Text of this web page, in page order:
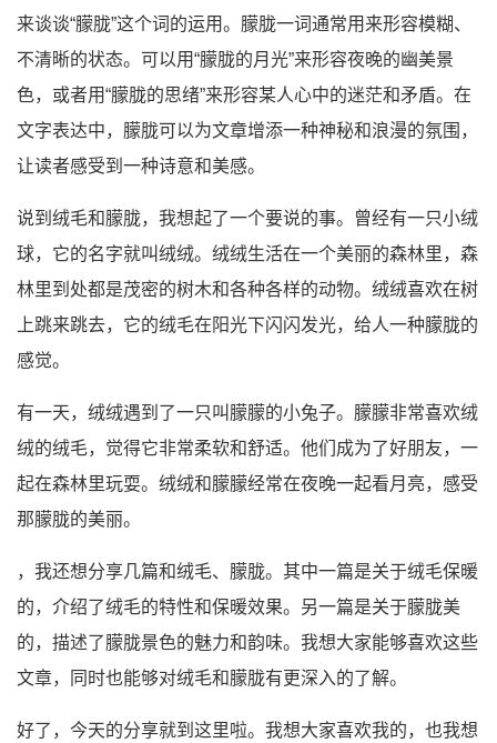
来谈谈“朦胧”这个词的运用。朦胧一词通常用来形容模糊、
不清晰的状态。可以用“朦胧的月光”来形容夜晚的幽美景
色，或者用“朦胧的思绪”来形容某人心中的迷茫和矛盾。在
文字表达中，朦胧可以为文章增添一种神秘和浪漫的氛围，
让读者感受到一种诗意和美感。
说到绒毛和朦胧，我想起了一个要说的事。曾经有一只小绒
球，它的名字就叫绒绒。绒绒生活在一个美丽的森林里，森
林里到处都是茂密的树木和各种各样的动物。绒绒喜欢在树
上跳来跳去，它的绒毛在阳光下闪闪发光，给人一种朦胧的
感觉。
有一天，绒绒遇到了一只叫朦朦的小兔子。朦朦非常喜欢绒
绒的绒毛，觉得它非常柔软和舒适。他们成为了好朋友，一
起在森林里玩耍。绒绒和朦朦经常在夜晚一起看月亮，感受
那朦胧的美丽。
，我还想分享几篇和绒毛、朦胧。其中一篇是关于绒毛保暖
的，介绍了绒毛的特性和保暖效果。另一篇是关于朦胧美
的，描述了朦胧景色的魅力和韵味。我想大家能够喜欢这些
文章，同时也能够对绒毛和朦胧有更深入的了解。
好了，今天的分享就到这里啦。我想大家喜欢我的，也我想